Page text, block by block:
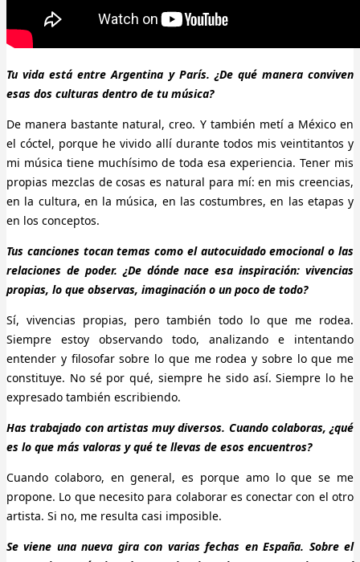
Tu vida está entre Argentina y París. ¿De qué manera conviven
esas dos culturas dentro de tu música?
De manera bastante natural, creo. Y también metí a México en
el cóctel, porque he vivido allí durante todos mis veintitantos y
mi música tiene muchísimo de toda esa experiencia. Tener mis
propias mezclas de cosas es natural para mí: en mis creencias,
en la cultura, en la música, en las costumbres, en las etapas y
en los conceptos.
Tus canciones tocan temas como el autocuidado emocional o las
relaciones de poder. ¿De dónde nace esa inspiración: vivencias
propias, lo que observas, imaginación o un poco de todo?
Sí, vivencias propias, pero también todo lo que me rodea.
Siempre estoy observando todo, analizando e intentando
entender y filosofar sobre lo que me rodea y sobre lo que me
constituye. No sé por qué, siempre he sido así. Siempre lo he
expresado también escribiendo.
Has trabajado con artistas muy diversos. Cuando colaboras, ¿qué
es lo que más valoras y qué te llevas de esos encuentros?
Cuando colaboro, en general, es porque amo lo que se me
propone. Lo que necesito para colaborar es conectar con el otro
artista. Si no, me resulta casi imposible.
Se viene una nueva gira con varias fechas en España. Sobre el